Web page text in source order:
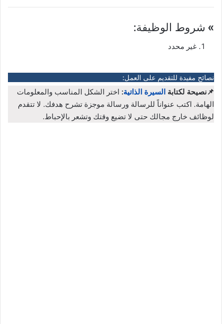
» شروط الوظيفة:
غير محدد
نصائح مفيدة للتقديم على العمل:
📌نصيحة لكتابة السيرة الذاتية: اختر الشكل المناسب والمعلومات
الهامة. اكتب عنواناً للرسالة ورسالة موجزة تشرح هدفك. لا تتقدم
لوظائف خارج مجالك حتى لا تضيع وقتك وتشعر بالإحباط.